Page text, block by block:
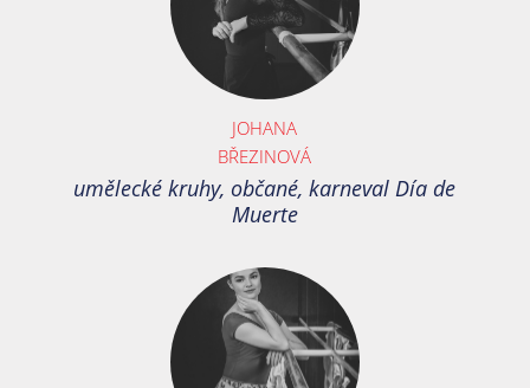
JOHANA
BŘEZINOVÁ
umělecké kruhy, občané, karneval Día de
Muerte